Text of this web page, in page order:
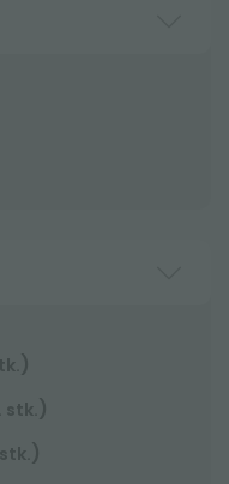
)
stk. )
)